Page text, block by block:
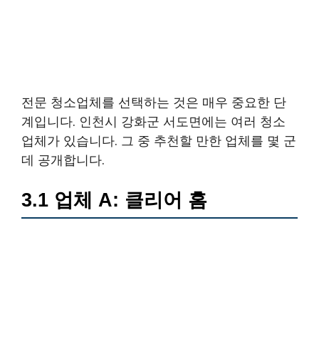
전문 청소업체를 선택하는 것은 매우 중요한 단
계입니다. 인천시 강화군 서도면에는 여러 청소
업체가 있습니다. 그 중 추천할 만한 업체를 몇 군
데 공개합니다.
3.1 업체 A: 클리어 홈